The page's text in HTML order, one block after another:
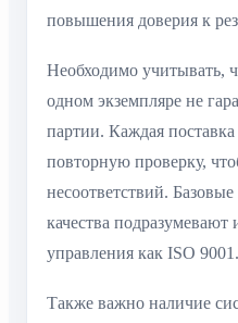
повышения доверия к
Необходимо учитывать,
одном экземпляре не
партии. Каждая
повторную проверку,
несоответствий.
качества
управления как ISO 9001.
Также важно наличие